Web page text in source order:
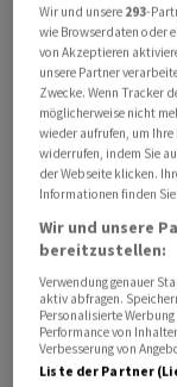
Linien»,
fortgesetzte
Fortsetzung
Die Hisbollah
fortsetzen,
und
israelischen
dem
beendet sei.
Wir und unsere 293-
wie Browserdaten oder
von Akzeptieren
unsere Partner
Zwecke. Wenn Tracker
möglicherweise nicht
wieder aufrufen, um
widerrufen, indem Sie
der Webseite klicken.
Informationen finden
Wir und unsere
bereitzustellen:
Verwendung genauer
aktiv abfragen.
Personalisierte
Performance von
Verbesserung von
Liste der Partner